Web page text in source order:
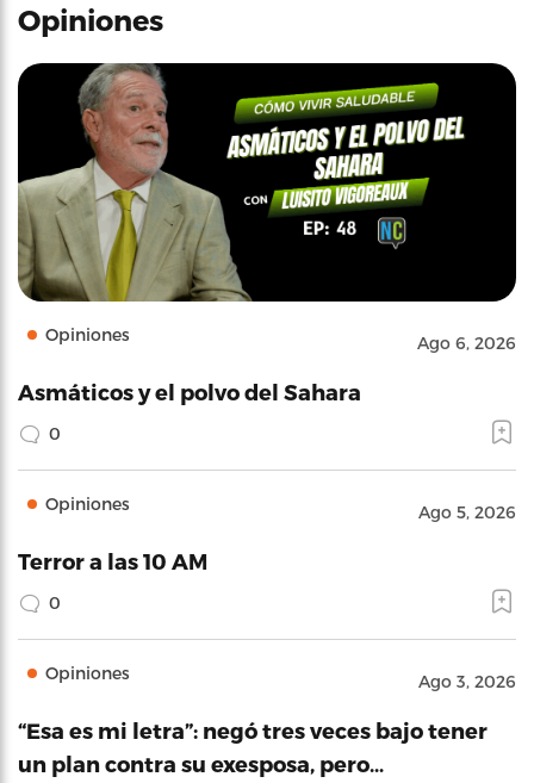
Opiniones
Opiniones Ago 6, 2026
Asmáticos y el polvo del Sahara
0
Opiniones Ago 5, 2026
Terror a las 10 AM
0
Opiniones Ago 3, 2026
“Esa es mi letra”: negó tres veces bajo tener
un plan contra su exesposa, pero…